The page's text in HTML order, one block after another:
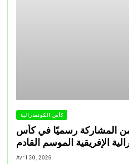
كأس الكونفدرالية
المشاركة رسميًا في كأس
Avril 30, 2026